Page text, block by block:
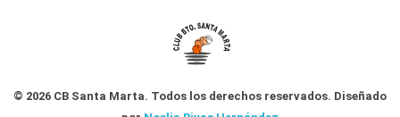
CB Santa Marta
© 2026 CB Santa Marta. Todos los derechos reservados. Diseñado